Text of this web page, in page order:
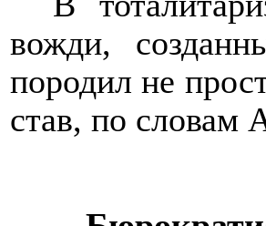
вожди,
породил не
став, по словам